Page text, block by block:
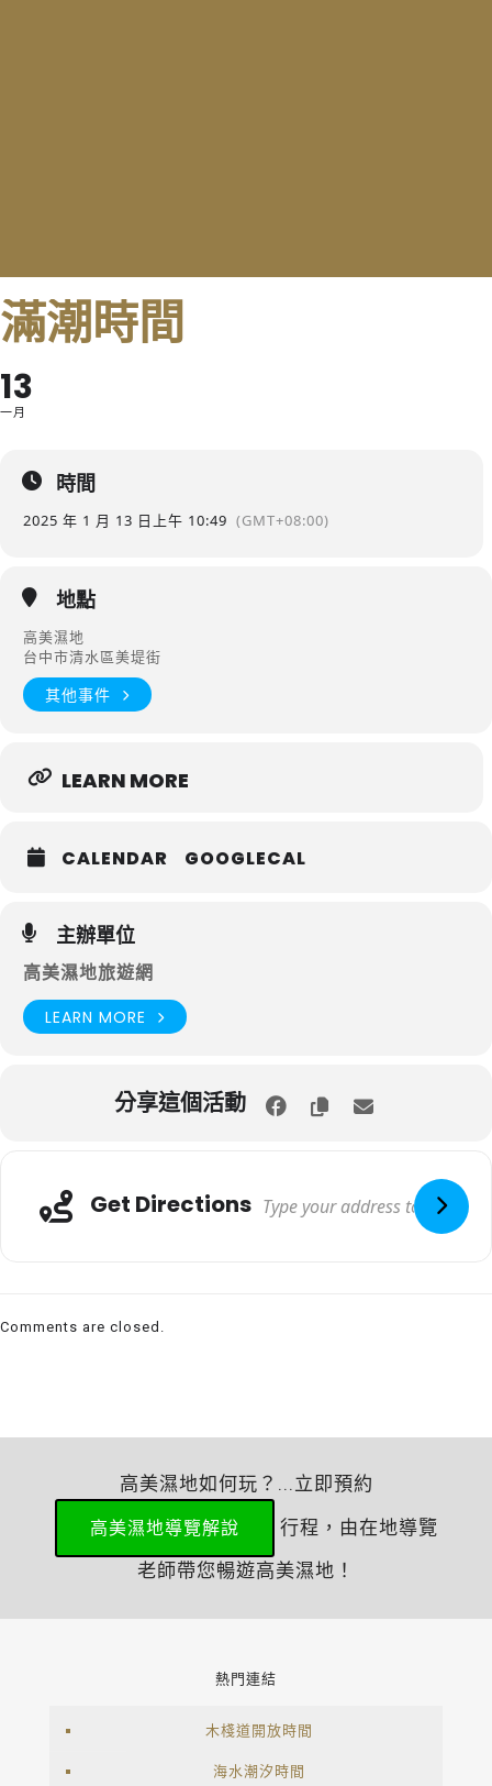
滿潮時間
13
一月
時間
2025 年 1 月 13 日 上午 10:49 (GMT+08:00)
地點
高美濕地
台中市清水區美堤街
其他事件
LEARN MORE
CALENDAR GOOGLECAL
主辦單位
高美濕地旅遊網
LEARN MORE
分享這個活動
Get Directions
Comments are closed.
高美濕地如何玩？...立即預約
高美濕地導覽解說
行程，由在地導覽
老師帶您暢遊高美濕地！
熱門連結
木棧道開放時間
海水潮汐時間